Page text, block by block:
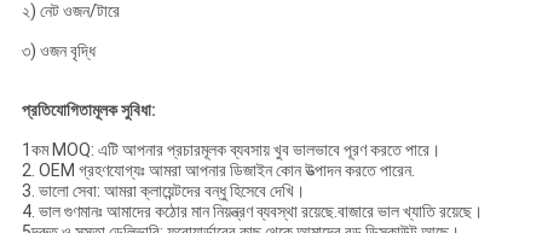
২) নেট ওজন/টারে
৩) ওজন বৃদ্ধি
প্রতিযোগিতামূলক সুবিধা:
1কম MOQ: এটি আপনার প্রচারমূলক ব্যবসায় খুব ভালভাবে পূরণ করতে পারে।
2. OEM গ্রহণযোগ্যঃ আমরা আপনার ডিজাইন কোন উত্পাদন করতে পারেন.
3. ভালো সেবা: আমরা ক্লায়েন্টদের বন্ধু হিসেবে দেখি।
4. ভাল গুণমানঃ আমাদের কঠোর মান নিয়ন্ত্রণ ব্যবস্থা রয়েছে.বাজারে ভাল খ্যাতি রয়েছে।